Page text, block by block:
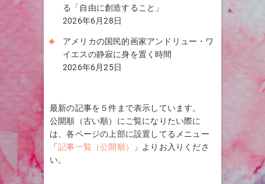
る「自由に創造すること」
2026年6月28日
アメリカの国民的画家アンドリュー・ワ
イエスの静寂に身を置く時間
2026年6月25日
最新の記事を５件まで表示しています。
公開順（古い順）にご覧になりたい際に
は、各ページの上部に設置してるメニュー
「記事一覧（公開順）
」よりお入りくださ
い。